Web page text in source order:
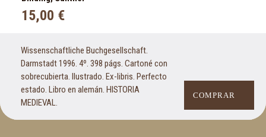
15,00 €
Wissenschaftliche Buchgesellschaft.
Darmstadt 1996. 4º. 398 págs. Cartoné con
sobrecubierta. Ilustrado. Ex-libris. Perfecto
estado. Libro en alemán. HISTORIA
MEDIEVAL.
COMPRAR